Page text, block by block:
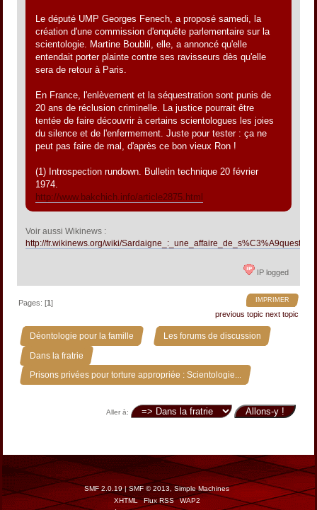
Le député UMP Georges Fenech, a proposé samedi, la
création d'une commission d'enquête parlementaire sur la
scientologie. Martine Boublil, elle, a annoncé qu'elle
entendait porter plainte contre ses ravisseurs dès qu'elle
sera de retour à Paris.
En France, l'enlèvement et la séquestration sont punis de
20 ans de réclusion criminelle. La justice pourrait être
tentée de faire découvrir à certains scientologues les joies
du silence et de l'enfermement. Juste pour tester : ça ne
peut pas faire de mal, d'après ce bon vieux Ron !
(1) Introspection rundown. Bulletin technique 20 février
1974.
http://www.bakchich.info/article2875.html
Voir aussi Wikinews :
http://fr.wikinews.org/wiki/
IP logged
IMPRIMER
Pages: [1]
previous topic next topic
Déontologie pour la famille » Les forums de discussion »
Dans la fratrie »
Prisons privées pour torture appropriée : Scientologie...
Aller à:
SMF 2.0.19|SMF © 2013 Simple Machines
XHTML
Flux RSS
WAP2